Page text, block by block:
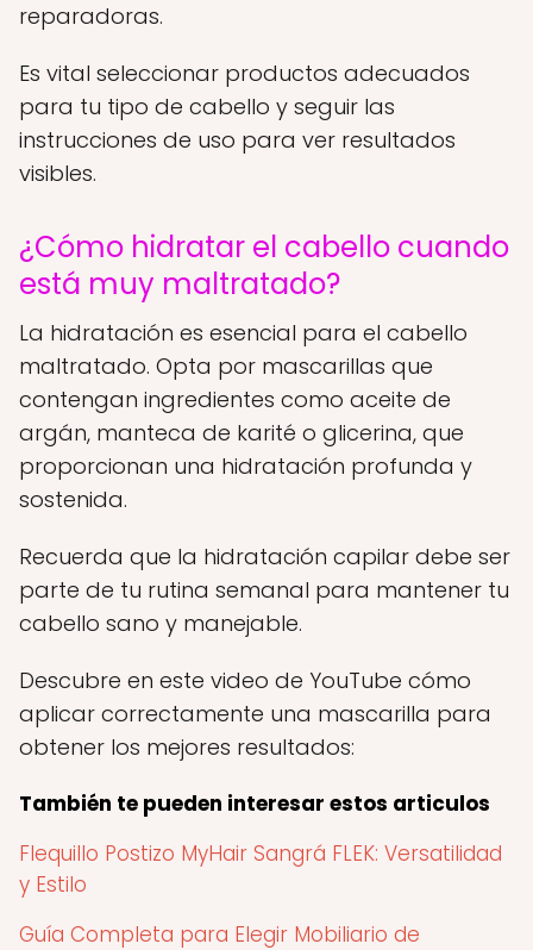
reparadoras.
Es vital seleccionar productos adecuados
para tu tipo de cabello y seguir las
instrucciones de uso para ver resultados
visibles.
¿Cómo hidratar el cabello cuando
está muy maltratado?
La hidratación es esencial para el cabello
maltratado. Opta por mascarillas que
contengan ingredientes como aceite de
argán, manteca de karité o glicerina, que
proporcionan una hidratación profunda y
sostenida.
Recuerda que la hidratación capilar debe ser
parte de tu rutina semanal para mantener tu
cabello sano y manejable.
Descubre en este video de YouTube cómo
aplicar correctamente una mascarilla para
obtener los mejores resultados:
También te pueden interesar estos articulos
Flequillo Postizo MyHair Sangrá FLEK: Versatilidad
y Estilo
Guía Completa para Elegir Mobiliario de